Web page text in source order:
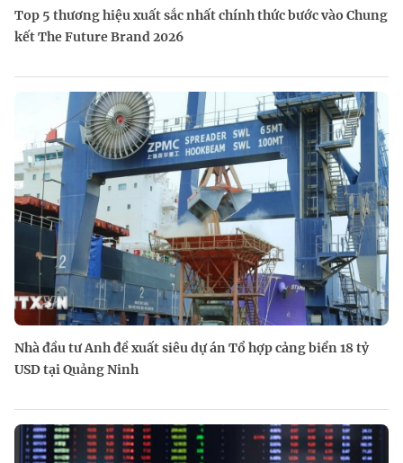
Top 5 thương hiệu xuất sắc nhất chính thức bước vào Chung
kết The Future Brand 2026
Nhà đầu tư Anh đề xuất siêu dự án Tổ hợp cảng biển 18 tỷ
USD tại Quảng Ninh